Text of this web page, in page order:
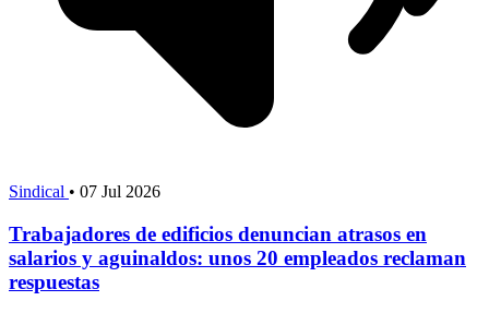
Sindical • 07 Jul 2026
Trabajadores de edificios denuncian atrasos en
salarios y aguinaldos: unos 20 empleados reclaman
respuestas